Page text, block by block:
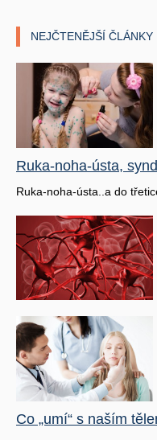
NEJČTENĚJŠÍ ČLÁNKY
Ruka-noha-ústa,
Ruka-noha-ústa..a do
Co „umí“ s naším